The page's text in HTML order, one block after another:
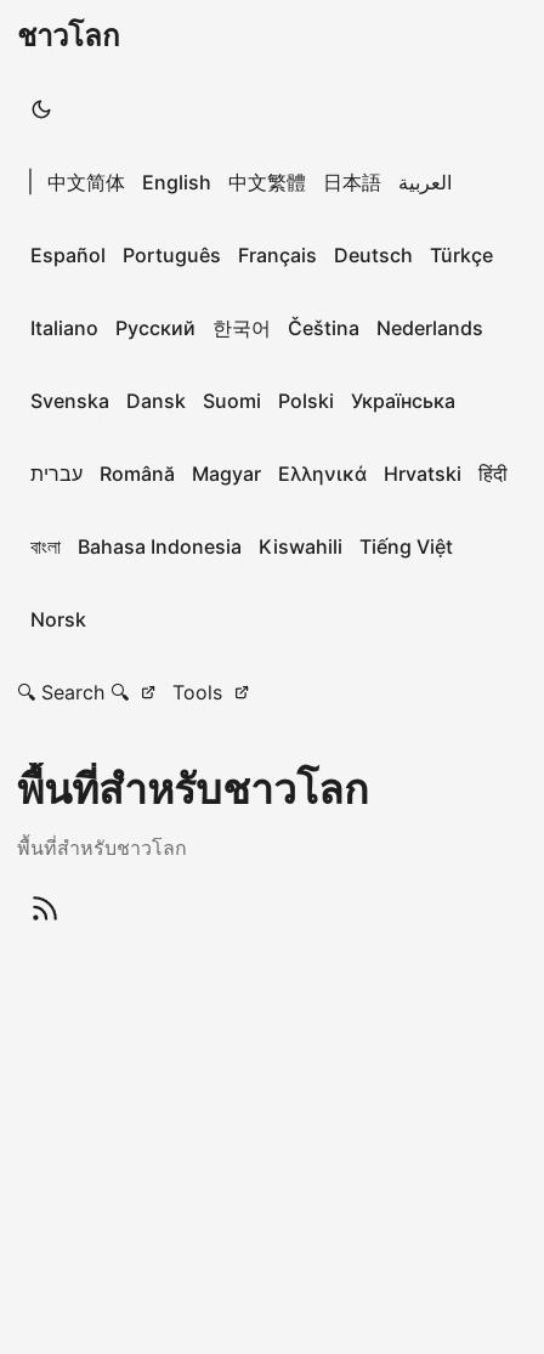
ชาวโลก
中文简体 English 中文繁體 日本語 العربية
Español Português Français Deutsch Türkçe
Italiano Русский 한국어 Čeština Nederlands
Svenska Dansk Suomi Polski Українська
עברית Română Magyar Ελληνικά Hrvatski हिंदी
বাংলা Bahasa Indonesia Kiswahili Tiếng Việt
Norsk
🔍 Search 🔍 Tools
พื้นที่สำหรับชาวโลก
พื้นที่สำหรับชาวโลก